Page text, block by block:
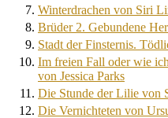
Winterdrachen von Siri
Brüder 2. Gebundene
Stadt der Finsternis.
Im freien Fall oder wie
von Jessica Parks
Die Stunde der Lilie von
Die Vernichteten von